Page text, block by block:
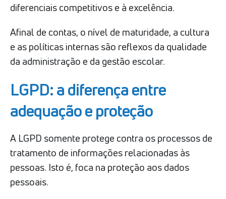
diferenciais competitivos e à excelência.
Afinal de contas, o nível de maturidade, a cultura
e as políticas internas são reflexos da qualidade
da administração e da gestão escolar.
LGPD: a diferença entre
adequação e proteção
A LGPD somente protege contra os processos de
tratamento de informações relacionadas às
pessoas. Isto é, foca na proteção aos dados
pessoais.